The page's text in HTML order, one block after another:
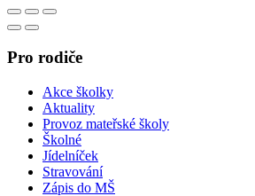
Pro rodiče
Akce školky
Aktuality
Provoz mateřské školy
Školné
Jídelníček
Stravování
Zápis do MŠ